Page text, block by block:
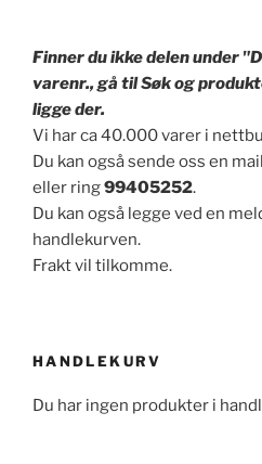
Finner du ikke delen under
varenr., gå til Søk og
ligge der.
Vi har ca 40.000 varer i
Du kan også sende oss en mail
eller ring99405252.
Du kan også legge ved en
handlekurven.
Frakt vil tilkomme.
HANDLEKURV
Du har ingen produkter i